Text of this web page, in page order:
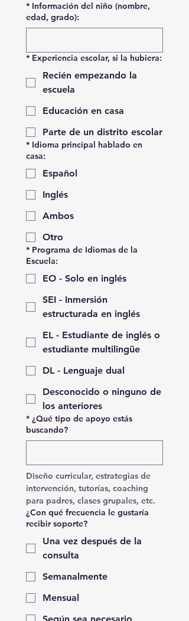
* Información del niño (nombre,
edad, grado):
* Experiencia escolar, si la hubiera:
Recién empezando la
escuela
Educación en casa
Parte de un distrito escolar
* Idioma principal hablado en
casa:
Español
Inglés
Ambos
Otro
* Programa de Idiomas de la
Escuela:
EO - Solo en inglés
SEI - Inmersión
estructurada en inglés
EL - Estudiante de inglés o
estudiante multilingüe
DL - Lenguaje dual
Desconocido o ninguno de
los anteriores
* ¿Qué tipo de apoyo estás
buscando?
Diseño curricular, estrategias de
intervención, tutorías, coaching
para padres, clases grupales, etc.
¿Con qué frecuencia le gustaría
recibir soporte?
Una vez después de la
consulta
Semanalmente
Mensual